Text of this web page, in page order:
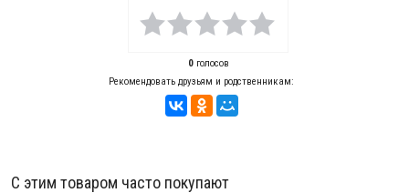
0голосов
Рекомендовать друзьям и родственникам:
С этим товаром часто покупают